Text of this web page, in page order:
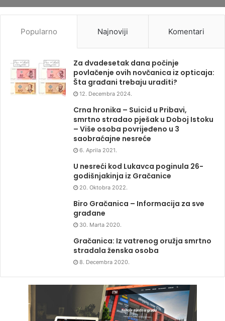
Popularno Najnoviji Komentari
Za dvadesetak dana počinje
povlačenje ovih novčanica iz opticaja:
Šta građani trebaju uraditi?
12. Decembra 2024.
Crna hronika – Suicid u Pribavi,
smrtno stradao pješak u Doboj Istoku
– Više osoba povrijeđeno u 3
saobraćajne nesreće
6. Aprila 2021.
U nesreći kod Lukavca poginula 26-
godišnjakinja iz Gračanice
20. Oktobra 2022.
Biro Gračanica – Informacija za sve
građane
30. Marta 2020.
Gračanica: Iz vatrenog oružja smrtno
stradala ženska osoba
8. Decembra 2020.